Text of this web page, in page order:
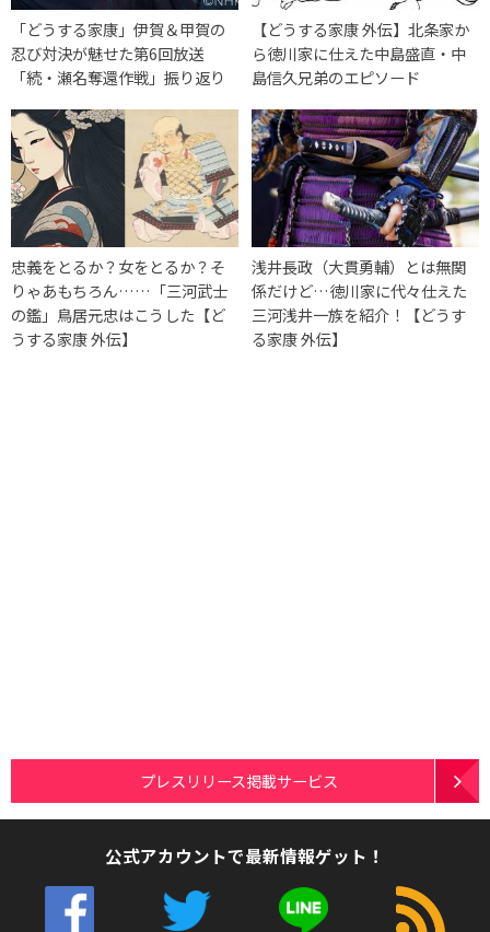
「どうする家康」伊賀＆甲賀の
忍び対決が魅せた第6回放送
「続・瀬名奪還作戦」振り返り
【どうする家康 外伝】北条家か
ら徳川家に仕えた中島盛直・中
島信久兄弟のエピソード
忠義をとるか？女をとるか？そ
りゃあもちろん……「三河武士
の鑑」鳥居元忠はこうした【ど
うする家康 外伝】
浅井長政（大貫勇輔）とは無関
係だけど…徳川家に代々仕えた
三河浅井一族を紹介！【どうす
る家康 外伝】
プレスリリース掲載サービス
公式アカウントで最新情報ゲット！